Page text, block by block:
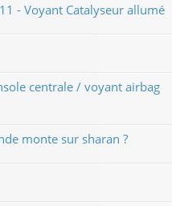
- Voyant Catalyseur allumé
centrale / voyant airbag
monte sur sharan ?